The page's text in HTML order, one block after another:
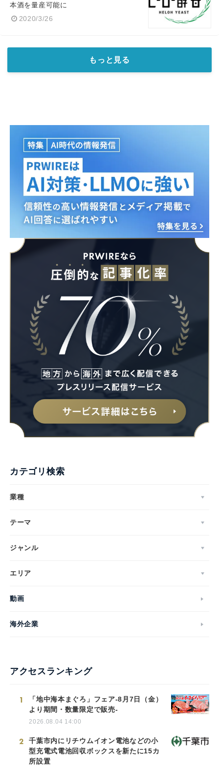
本酒を量産可能に
2020/3/26
もっと見る
カテゴリ検索
業種
テーマ
ジャンル
エリア
動画
海外企業
アクセスランキング
1
「地中海本まぐろ」フェア-8月7日（金）
より期間・数量限定で販売-
2026.08.04 14:00
2
千葉市内にリチウムイオン電池などの小
型充電式電池回収ボックスを新たに15カ
所設置